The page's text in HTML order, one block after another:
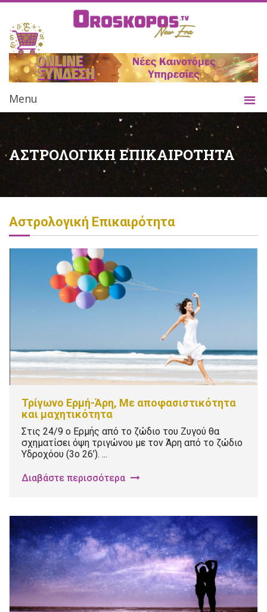
Menu
ΑΣΤΡΟΛΟΓΙΚΗ ΕΠΙΚΑΙΡΟΤΗΤΑ
Αστρολογική Επικαιρότητα
Τρίγωνο Ερμή-Άρη, Με αποφασιστικότητα
και μαχητικότητα
Στις 24/9 ο Ερμής από το ζώδιο του Ζυγού θα
σχηματίσει όψη τριγώνου με τον Άρη από το ζώδιο
Υδροχόου (3ο 26’). ...
Διαβάστε περισσότερα